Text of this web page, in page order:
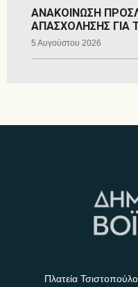
ΑΝΑΚΟΙΝΩΣΗ
ΑΠΑΣΧΟΛΗΣΗΣ ΓΙΑ
5 Αυγούστου 2026
Πλατεία